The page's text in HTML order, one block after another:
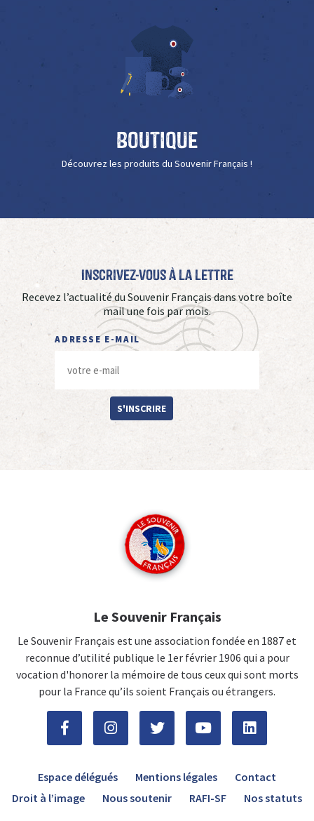
Boutique
Découvrez les produits du Souvenir Français !
Inscrivez-vous à La Lettre
Recevez l’actualité du Souvenir Français dans votre boîte
mail une fois par mois.
ADRESSE E-MAIL
S'INSCRIRE
Le Souvenir Français
Le Souvenir Français est une association fondée en 1887 et
reconnue d’utilité publique le 1er février 1906 qui a pour
vocation d'honorer la mémoire de tous ceux qui sont morts
pour la France qu’ils soient Français ou étrangers.
Espace délégués Mentions légales
Contact
Droit à l’image
Nous soutenir RAFI-SF Nos statuts